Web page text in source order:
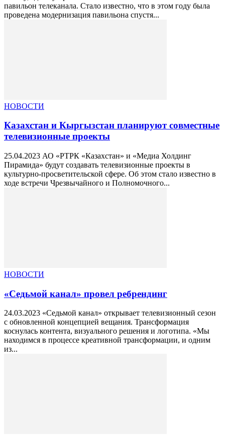
павильон телеканала. Стало известно, что в этом году была
проведена модернизация павильона спустя...
НОВОСТИ
Казахстан и Кыргызстан планируют совместные
телевизионные проекты
25.04.2023 АО «РТРК «Казахстан» и «Медиа Холдинг
Пирамида» будут создавать телевизионные проекты в
культурно-просветительской сфере. Об этом стало известно в
ходе встречи Чрезвычайного и Полномочного...
НОВОСТИ
«Седьмой канал» провел ребрендинг
24.03.2023 «Седьмой канал» открывает телевизионный сезон
с обновленной концепцией вещания. Трансформация
коснулась контента, визуального решения и логотипа. «Мы
находимся в процессе креативной трансформации, и одним
из...